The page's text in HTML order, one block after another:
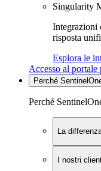
Singularity
Integrazioni
risposta
Esplora le
Accesso al portale
Perché
Perché
La
I nostri